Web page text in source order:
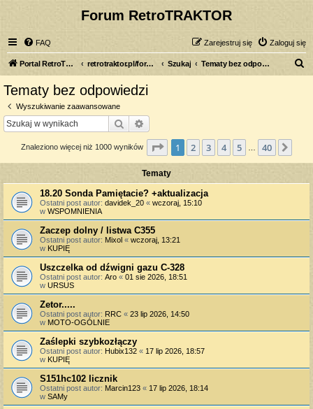
Forum RetroTRAKTOR
FAQ Zaloguj się
Zarejestruj się
Portal RetroTRAKTOR.pl retrotraktor.pl/forum Szukaj Tematy bez odpowiedzi
Tematy bez odpowiedzi
Wyszukiwanie zaawansowane
Szukaj
Znaleziono więcej niż 1000 wyników Strona z40
1 2 3 4 5 40
Tematy
18.20 Sonda Pamiętacie? +aktualizacja
Ostatni post autor: davidek_20 « wczoraj, 15:10
w WSPOMNIENIA
Zaczep dolny / listwa C355
Ostatni post autor: Mixol « wczoraj, 13:21
w KUPIĘ
Uszczelka od dźwigni gazu C-328
Ostatni post autor: Aro « 01 sie 2026, 18:51
w URSUS
Zetor.....
Ostatni post autor: RRC « 23 lip 2026, 14:50
w MOTO-OGÓLNIE
Zaślepki szybkozłączy
Ostatni post autor: Hubix132 « 17 lip 2026, 18:57
w KUPIĘ
S151hc102 licznik
Ostatni post autor: Marcin123 « 17 lip 2026, 18:14
w SAMy